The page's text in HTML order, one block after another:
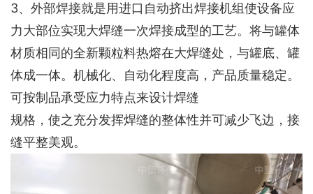
3、外部焊接就是用进口自动挤出焊接机组使设备应
力大部位实现大焊缝一次焊接成型的工艺。将与罐体
材质相同的全新颗粒料热熔在大焊缝处，与罐底、罐
体成一体。机械化、自动化程度高，产品质量稳定。
可按制品承受应力特点来设计焊缝
规格，使之充分发挥焊缝的整体性并可减少飞边，接
缝平整美观。